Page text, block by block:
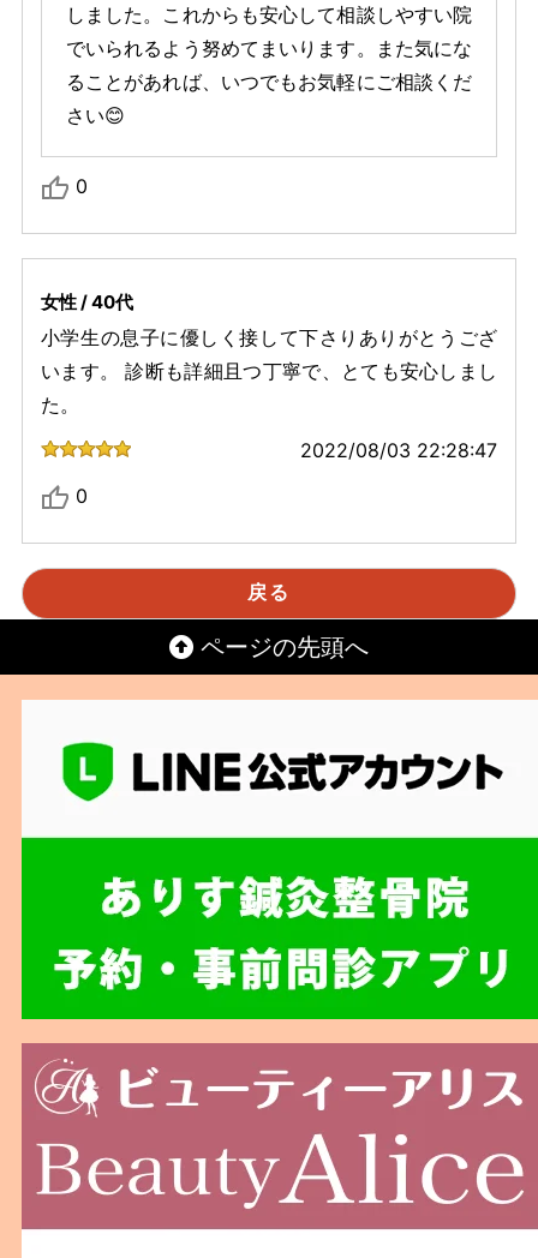
しました。これからも安心して相談しやすい院
でいられるよう努めてまいります。また気にな
ることがあれば、いつでもお気軽にご相談くだ
さい😊
0
女性 / 40代
小学生の息子に優しく接して下さりありがとうござ
います。 診断も詳細且つ丁寧で、とても安心しまし
た。
2022/08/03 22:28:47
0
ページの先頭へ